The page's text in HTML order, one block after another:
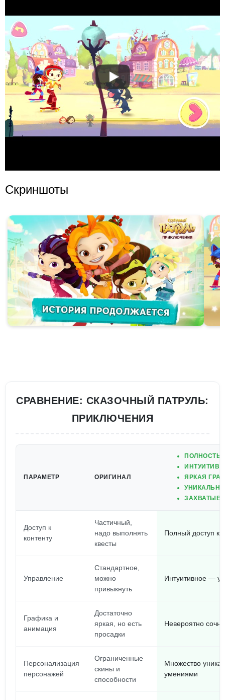
Скриншоты
СРАВНЕНИЕ: СКАЗОЧНЫЙ ПАТРУЛЬ:
ПРИКЛЮЧЕНИЯ
ПАРАМЕТР ОРИГИНАЛ
ЯРКАЯ
Доступ к
контенту
Частичный,
надо выполнять
квесты
Полный доступ
Управление
Стандартное,
можно
привыкнуть
Интуитивное —
Графика и
анимация
Достаточно
яркая, но есть
просадки
Невероятно
Персонализация
персонажей
Ограниченные
скины и
способности
Множество
умениями